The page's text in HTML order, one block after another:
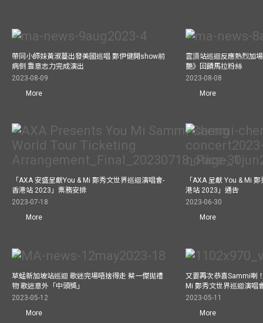
帶同小師妹黃淑蔓出發美國巡唱 鄭伊健開show前
病倒 靠意志力完成演出
2023-08-09
More
雲頂站巡迴反應熱烈加
艷》回饋馬拉粉絲
2023-08-08
More
「AXA 安盛呈獻You & Mi 鄭秀文世界巡迴演唱會-
香港站 2023」票務安排
2023-07-18
More
「AXA 呈獻 You & Mi
港站 2023」通告
2023-06-30
More
草蜢新加坡站巡迴 歌迷完場唔捨得走 蔡一傑拋禮
物 歌迷意外「中頭獎」
2023-05-12
More
又要再次恭喜Sammi喇
Mi 鄭秀文世界巡迴演唱
2023-05-11
More